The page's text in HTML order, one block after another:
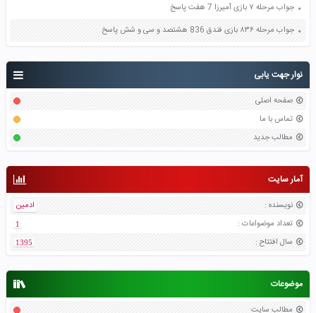
نوار جهت یابی
صفحه اصلی
تماس با ما
مطالب جدید
آمار سایت
نویسنده :
ادمین
تعداد موضواعات :
1
سال افتتاح :
1395
موضوعات
مطالب سایت
جواب مرحله ۷ بازی آمیرزا 7 هفت پاسخ
جواب مرحله ۸۳۶ بازی فندق 836 هشتصد و سی و شش پاسخ